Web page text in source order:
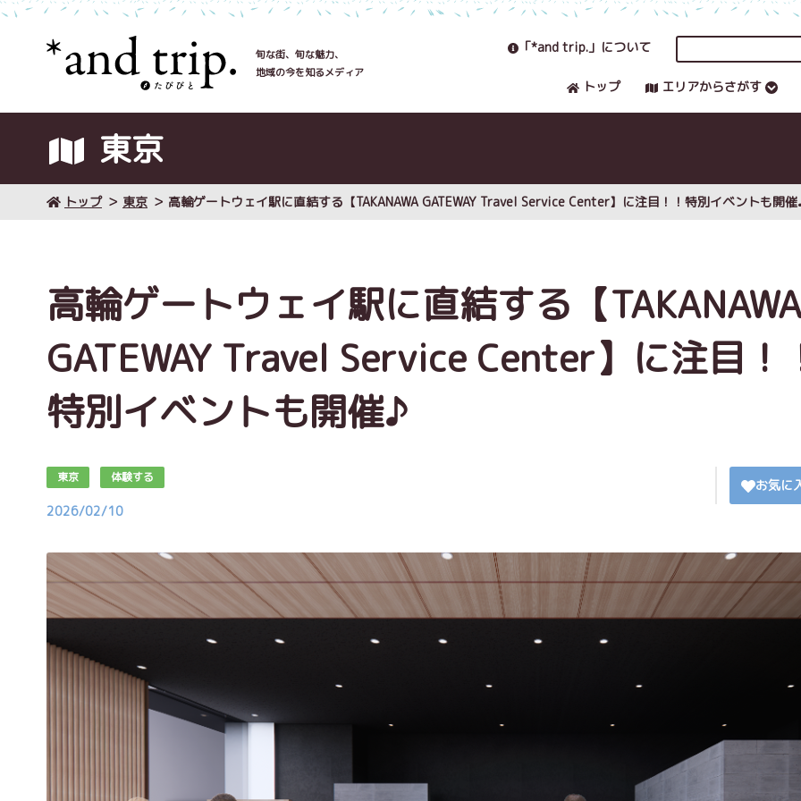
旬な街、旬な魅力、
地域の今を知るメディア
「*and trip.」について
トップ エリアからさがす
東京
トップ 東京 高輪ゲートウェイ駅に直結する【TAKANAWA GATEWAY Travel Service Center】に注目！！特別イベントも開
高輪ゲートウェイ駅に直結する【TAKANAWA
GATEWAY Travel Service Center】に注目！
特別イベントも開催♪
東京 体験する
2026/02/10
お気に